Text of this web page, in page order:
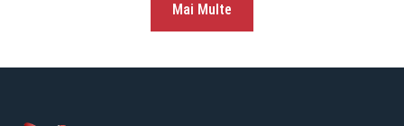
Mai Multe